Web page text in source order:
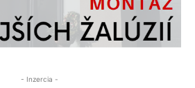
- Inzercia -